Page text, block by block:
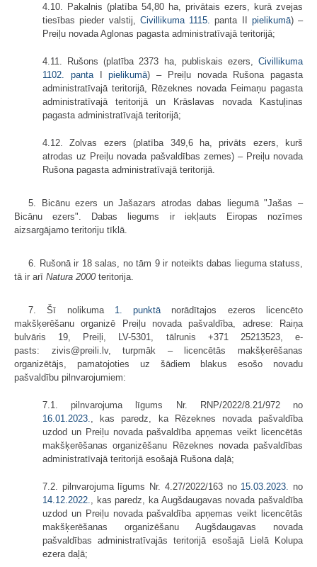
4.10. Pakalnis (platība 54,80 ha, privātais ezers, kurā zvejas
tiesības pieder valstij, Civillikuma 1115. panta II pielikumā) –
Preiļu novada Aglonas pagasta administratīvajā teritorijā;
4.11. Rušons (platība 2373 ha, publiskais ezers, Civillikuma
1102. pantaIpielikumā) – Preiļu novada Rušona pagasta
administratīvajā teritorijā, Rēzeknes novada Feimaņu pagasta
administratīvajā teritorijā un Krāslavas novada Kastuļinas
pagasta administratīvajā teritorijā;
4.12. Zolvas ezers (platība 349,6 ha, privāts ezers, kurš
atrodas uz Preiļu novada pašvaldības zemes) – Preiļu novada
Rušona pagasta administratīvajā teritorijā.
5. Bicānu ezers un Jašazars atrodas dabas liegumā "Jašas –
Bicānu ezers". Dabas liegums ir iekļauts Eiropas nozīmes
aizsargājamo teritoriju tīklā.
6. Rušonā ir 18 salas, no tām 9 ir noteikts dabas lieguma statuss,
tā ir arī Natura 2000 teritorija.
7. Šī nolikuma 1. punktā norādītajos ezeros licencēto
makšķerēšanu organizē Preiļu novada pašvaldība, adrese: Raiņa
bulvāris 19, Preiļi, LV-5301, tālrunis +371 25213523, e-
pasts: zivis@preili.lv, turpmāk – licencētās makšķerēšanas
organizētājs, pamatojoties uz šādiem blakus esošo novadu
pašvaldību pilnvarojumiem:
7.1. pilnvarojuma līgums Nr. RNP/2022/8.21/972 no
16.01.2023.
, kas paredz, ka Rēzeknes novada pašvaldība
uzdod un Preiļu novada pašvaldība apņemas veikt licencētās
makšķerēšanas organizēšanu Rēzeknes novada pašvaldības
administratīvajā teritorijā esošajā Rušona daļā;
7.2. pilnvarojuma līgums Nr. 4.27/2022/163 no 15.03.2023.
no
14.12.2022.
, kas paredz, ka Augšdaugavas novada pašvaldība
uzdod un Preiļu novada pašvaldība apņemas veikt licencētās
makšķerēšanas organizēšanu Augšdaugavas novada
pašvaldības administratīvajās teritorijā esošajā Lielā Kolupa
ezera daļā;